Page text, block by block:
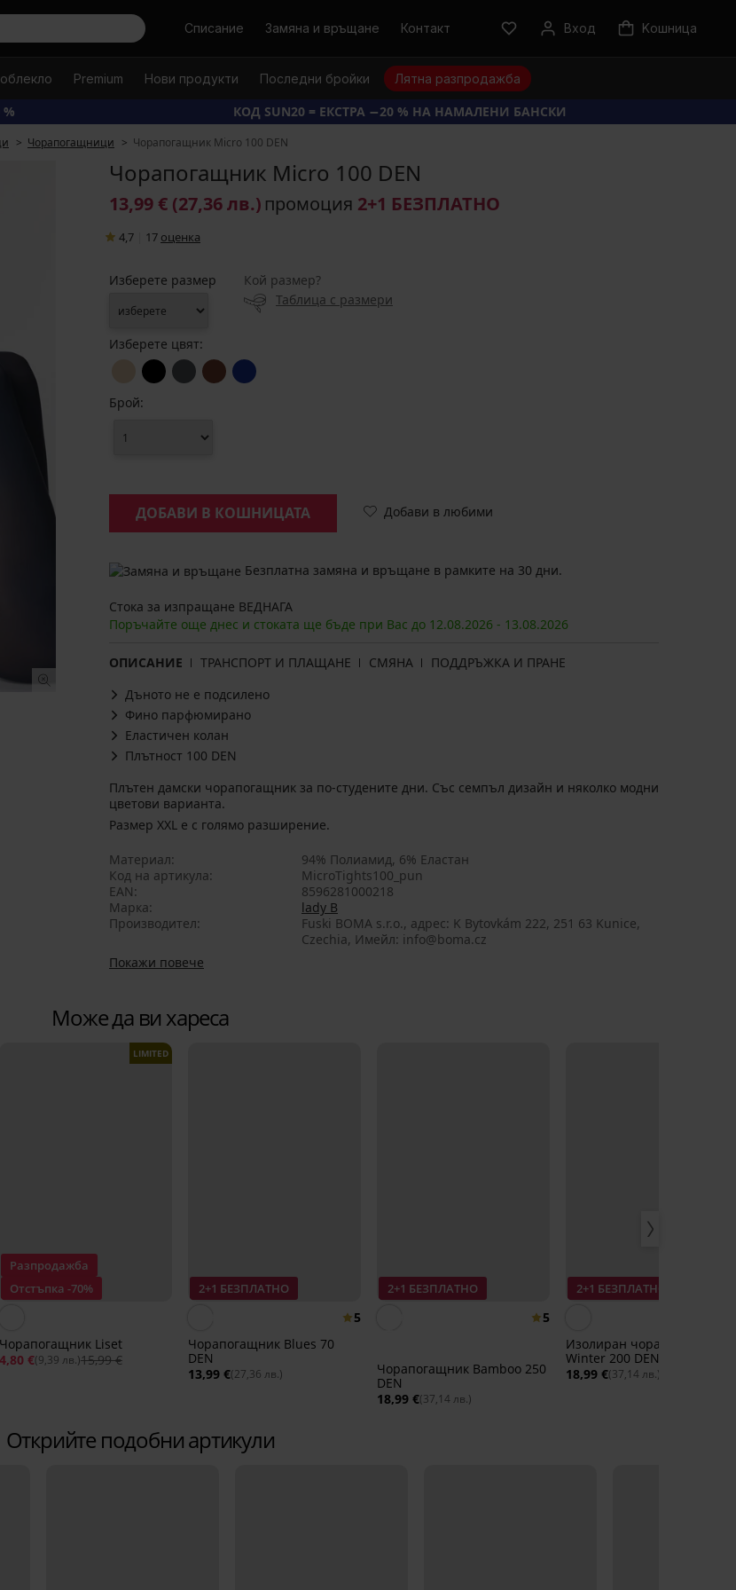
ТърсиСписание Замяна и връщане Контакт Вход Kошница
Premium Нови продукти Последни бройки Лятна разпродажба
КОД SUN20 = ЕКСТРА −20 % НА НАМАЛЕНИ БАНСКИ
Чорапогащници Чорапогащник Micro 100 DEN
Чорапогащник Micro 100 DEN
13,99 € (27,36 лв.) промоция 2+1 БЕЗПЛАТНО
4,7 17 oценка
Изберете размер
Кой размер?
Таблица с размери
Изберете цвят:
Брой:
ДОБАВИ В КОШНИЦАТА Добави в любими
Безплатна замяна и връщане в рамките на 30 дни.
Стока за изпращане ВЕДНАГА
Поръчайте още днес и стоката ще бъде при Вас до 12.08.2026 - 13.08.2026
ОПИСАНИЕ ТРАНСПОРТ И ПЛАЩАНЕ СМЯНА
ПОДДРЪЖКА И ПРАНЕ
Дъното не е подсилено
Фино парфюмирано
Еластичен колан
Плътност 100 DEN
Плътен дамски чорапогащник за по-студените дни. Със семпъл дизайн и няколко модни
цветови варианта.
Размер XXL е с голямо разширение.
Материал
94% Полиамид, 6% Еластан
Код на артикула
MicroTights100_pun
EAN
8596281000218
Марка
lady B
Производител
Fuski BOMA s.r.o., aдрес: K Bytovkám 222, 251 63 Kunice,
Czechia, Имейл: info@boma.cz
Покажи повече
Може да ви хареса
Разпродажба
Отстъпка -70%
LIMITED
Чорапогащник Liset
4,80 €(9,39 лв.)15,99 €
2+1 БЕЗПЛАТНО
5
Чорапогащник Blues 70
DEN
13,99 €(27,36 лв.)
2+1 БЕЗПЛАТНО
5
Чорапогащник Bamboo 250
DEN
18,99 €(37,14 лв.)
2+1 БЕЗПЛАТНО
Изолиран чорапогащник
Winter 200 DEN
18,99 €(37,14 лв.)
Открийте подобни артикули